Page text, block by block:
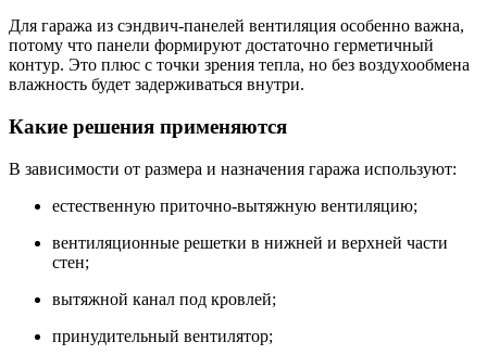
Для гаража из сэндвич-панелей вентиляция особенно важна,
потому что панели формируют достаточно герметичный
контур. Это плюс с точки зрения тепла, но без воздухообмена
влажность будет задерживаться внутри.
Какие решения применяются
В зависимости от размера и назначения гаража используют:
естественную приточно-вытяжную вентиляцию;
вентиляционные решетки в нижней и верхней части
стен;
вытяжной канал под кровлей;
принудительный вентилятор;